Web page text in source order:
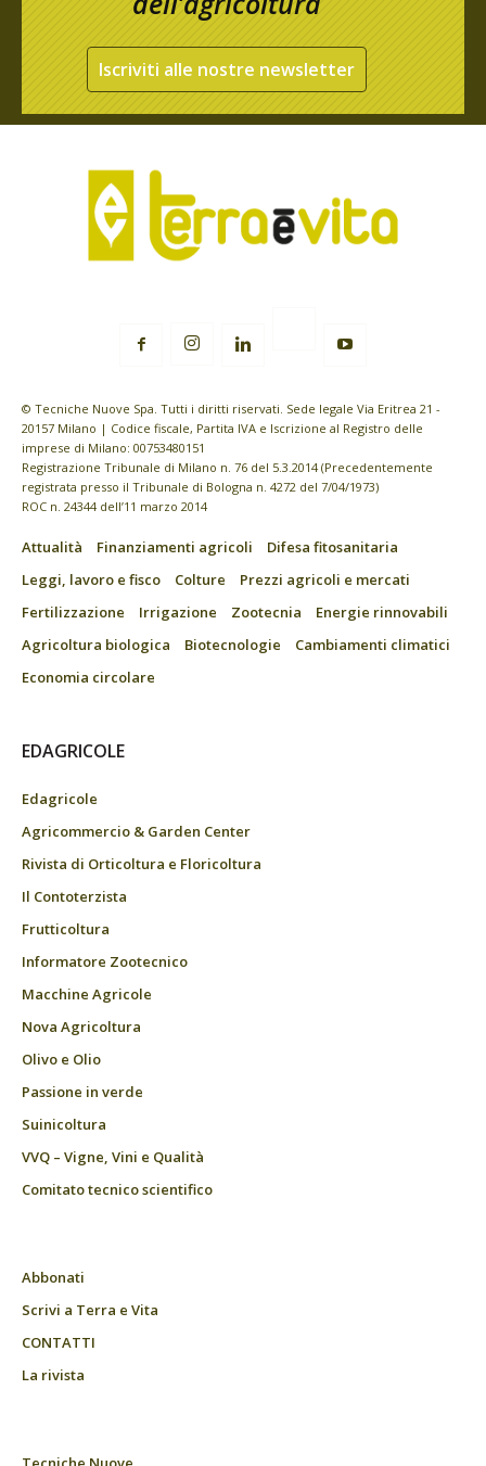
Iscriviti alle nostre newsletter
© Tecniche Nuove Spa. Tutti i diritti riservati. Sede legale Via Eritrea 21 -
20157 Milano | Codice fiscale, Partita IVA e Iscrizione al Registro delle
imprese di Milano: 00753480151
Registrazione Tribunale di Milano n. 76 del 5.3.2014 (Precedentemente
registrata presso il Tribunale di Bologna n. 4272 del 7/04/1973)
ROC n. 24344 dell’11 marzo 2014
Attualità Finanziamenti agricoli
Difesa fitosanitaria
Leggi, lavoro e fisco
Colture
Prezzi agricoli e mercati
Fertilizzazione
Irrigazione Zootecnia
Energie rinnovabili
Agricoltura biologica
Biotecnologie
Cambiamenti climatici
Economia circolare
EDAGRICOLE
Edagricole
Agricommercio & Garden Center
Rivista di Orticoltura e Floricoltura
Il Contoterzista
Frutticoltura
Informatore Zootecnico
Macchine Agricole
Nova Agricoltura
Olivo e Olio
Passione in verde
Suinicoltura
VVQ – Vigne, Vini e Qualità
Comitato tecnico scientifico
Abbonati
Scrivi a Terra e Vita
CONTATTI
La rivista